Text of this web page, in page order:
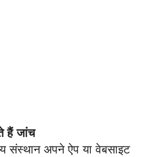
हैं जांच
अपने ऐप या वेबसाइट